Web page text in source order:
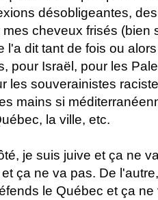
désobligeantes,
mes cheveux frisés (bien
l'a dit tant de fois ou
pour Israël, pour les
les souverainistes
mains si
la ville, etc.
je suis juive et ça ne
ça ne va pas. De
le Québec et ça